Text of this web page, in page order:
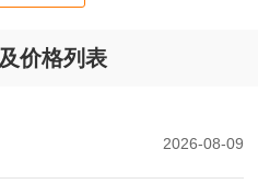
价格列表
2026-08-09